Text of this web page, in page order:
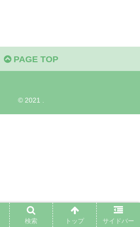
PAGE TOP
© 2021 .
検索 トップ サイドバー